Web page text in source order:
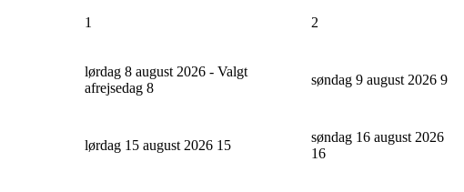
1 2
lørdag 8 august 2026 - Valgt
afrejsedag 8
søndag 9 august 2026 9
lørdag 15 august 2026 15
søndag 16 august 2026
16